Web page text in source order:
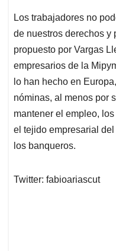
Los trabajadores no
de nuestros derechos y
propuesto por Vargas
empresarios de la
lo han hecho en
nóminas, al menos por
mantener el empleo,
el tejido empresarial
los banqueros.
Twitter: fabioariascut